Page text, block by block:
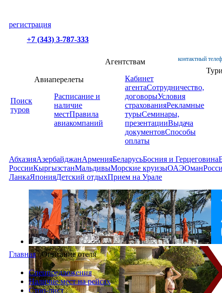
регистрация
+7 (343) 3-787-333
контактный
Поиск
туров
Авиаперелеты
Расписание и
наличие
местПравила
авиакомпаний
Агентствам
Кабинет
агентаСотрудничество,
договорыУсловия
страхованияРекламные
турыСеминары,
презентацииВыдача
документовСпособы
оплаты
АбхазияАзербайджанАрменияБеларусьБосния и Герцеговина
РоссииКыргызстанМальдивыМорские круизыОАЭОман
ЛанкаЯпонияДетский отдыхПрием на Урале
Главная /Описание отеля
Спецпредложения
Наличие мест на рейсах
Стоп-лист